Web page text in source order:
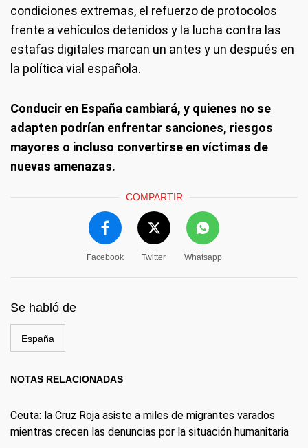
condiciones extremas, el refuerzo de protocolos
frente a vehículos detenidos y la lucha contra las
estafas digitales marcan un antes y un después en
la política vial española.
Conducir en España cambiará, y quienes no se
adapten podrían enfrentar sanciones, riesgos
mayores o incluso convertirse en víctimas de
nuevas amenazas.
COMPARTIR
Facebook Twitter Whatsapp
Se habló de
España
NOTAS RELACIONADAS
Ceuta: la Cruz Roja asiste a miles de migrantes varados
mientras crecen las denuncias por la situación humanitaria